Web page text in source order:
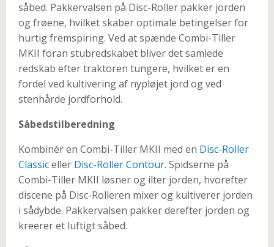
såbed. Pakkervalsen på Disc-Roller pakker jorden
og frøene, hvilket skaber optimale betingelser for
hurtig fremspiring. Ved at spænde Combi-Tiller
MKII foran stubredskabet bliver det samlede
redskab efter traktoren tungere, hvilket er en
fordel ved kultivering af nypløjet jord og ved
stenhårde jordforhold.
Såbedstilberedning
Kombinér en Combi-Tiller MKII med en Disc-Roller
Classiceller Disc-Roller Contour. Spidserne på
Combi-Tiller MKII løsner og ilter jorden, hvorefter
discene på Disc-Rolleren mixer og kultiverer jorden
i sådybde. Pakkervalsen pakker derefter jorden og
kreerer et luftigt såbed.